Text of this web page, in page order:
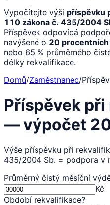
Vypočítejte výši příspěvku
110 zákona č. 435/2004
Příspěvek odpovídá
navýšené o 20 procentních
nebo 65 % průměrného
délky rekvalifikace.
Domů/Zaměstnanec/
Příspěvek
— výpočet
Výše příspěvku při
435/2004 Sb. = podpora v
Průměrný čistý měsíční
Kč
Období rekvalifikace?